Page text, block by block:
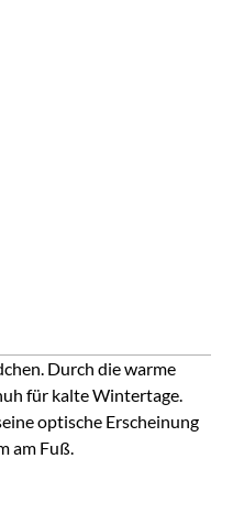
Durch die warme
für kalte Wintertage.
optische Erscheinung
am Fuß.